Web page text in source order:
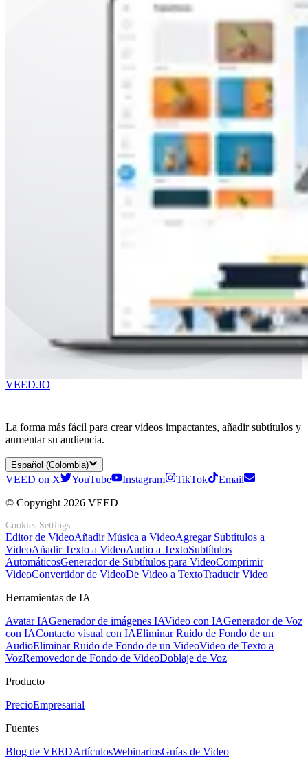
VEED.IO
La forma más fácil para crear videos impactantes, añadir subtítulos y
aumentar su audiencia.
Español (Colombia)
VEED on X YouTube Instagram TikTok
Email
© Copyright 2026 VEED
Cookies Settings
Editor de VideoAñadir Música a VideoAgregar Subtítulos a
VideoAñadir Texto a VideoAudio a TextoSubtítulos
AutomáticosGenerador de Subtítulos para VideoComprimir
VideoConvertidor de VideoDe Video a TextoTraducir Video
Herramientas de IA
Avatar IAGenerador de imágenes IAVideo con IAGenerador de Voz
con IAContacto visual con IAEliminar Ruido de Fondo de un
AudioEliminar Ruido de Fondo de un VideoVideo de Texto a
VozRemovedor de Fondo de VideoDoblaje de Voz
Producto
PrecioEmpresarial
Fuentes
Blog de VEEDArtículosWebinariosGuías de Video